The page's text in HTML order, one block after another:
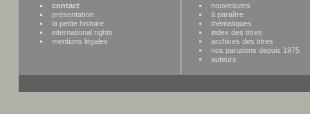
contact
présentation
la petite histoire
international rights
mentions légales
nouveautes
à paraître
thématiques
index des titres
archives des titres
nos parutions depuis 1975
auteurs